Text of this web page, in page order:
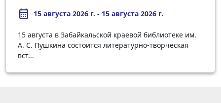
calendar_month 15 августа 2026 г. - 15 августа 2026 г.
15 августа в Забайкальской краевой библиотеке им.
А. С. Пушкина состоится литературно-творческая
вст...